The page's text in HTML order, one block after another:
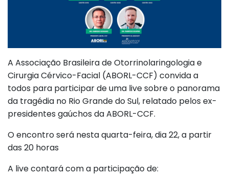
A Associação Brasileira de Otorrinolaringologia e
Cirurgia Cérvico-Facial (ABORL-CCF) convida a
todos para participar de uma live sobre o panorama
da tragédia no Rio Grande do Sul, relatado pelos ex-
presidentes gaúchos da ABORL-CCF.
O encontro será nesta quarta-feira, dia 22, a partir
das 20 horas
A live contará com a participação de: